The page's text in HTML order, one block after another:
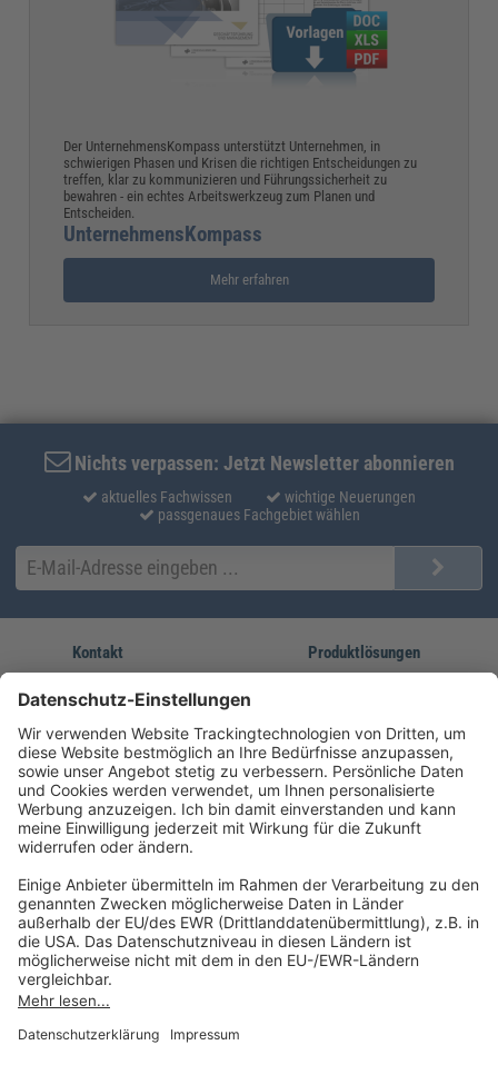
Der UnternehmensKompass unterstützt Unternehmen, in
schwierigen Phasen und Krisen die richtigen Entscheidungen zu
treffen, klar zu kommunizieren und Führungssicherheit zu
bewahren - ein echtes Arbeitswerkzeug zum Planen und
Entscheiden.
UnternehmensKompass
Mehr erfahren
Nichts verpassen: Jetzt Newsletter abonnieren
aktuelles Fachwissen
wichtige Neuerungen
passgenaues Fachgebiet wählen
Kontakt
service@forum-verlag.com
Mo-Do 07:30 - 17:00 Uhr
Fr 07:30 - 15:00 Uhr
Produktlösungen
Unsere Marken
Folgen Sie uns
Impressum
Datenschutz